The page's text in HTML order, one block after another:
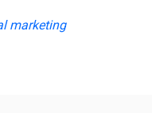
marketing